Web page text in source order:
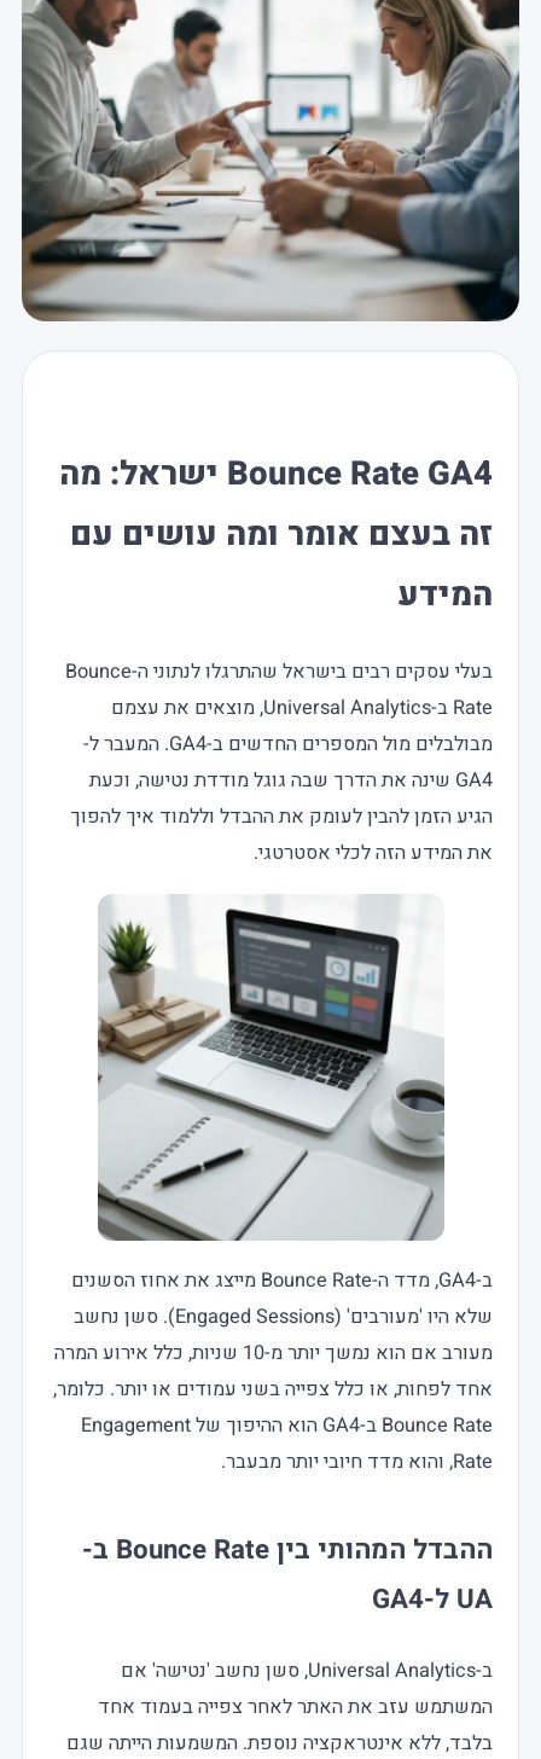
Bounce Rate GA4 ישראל: מה
זה בעצם אומר ומה עושים עם
המידע
בעלי עסקים רבים בישראל שהתרגלו לנתוני ה-Bounce
Rate ב-Universal Analytics, מוצאים את עצמם
מבולבלים מול המספרים החדשים ב-GA4. המעבר ל-
GA4 שינה את הדרך שבה גוגל מודדת נטישה, וכעת
הגיע הזמן להבין לעומק את ההבדל וללמוד איך להפוך
את המידע הזה לכלי אסטרטגי.
ב-GA4, מדד ה-Bounce Rate מייצג את אחוז הסשנים
שלא היו 'מעורבים' (Engaged Sessions). סשן נחשב
מעורב אם הוא נמשך יותר מ-10 שניות, כלל אירוע המרה
אחד לפחות, או כלל צפייה בשני עמודים או יותר. כלומר,
Bounce Rate ב-GA4 הוא ההיפוך של Engagement
Rate, והוא מדד חיובי יותר מבעבר.
ההבדל המהותי בין Bounce Rate ב-
UA ל-GA4
ב-Universal Analytics, סשן נחשב 'נטישה' אם
המשתמש עזב את האתר לאחר צפייה בעמוד אחד
בלבד, ללא אינטראקציה נוספת. המשמעות הייתה שגם